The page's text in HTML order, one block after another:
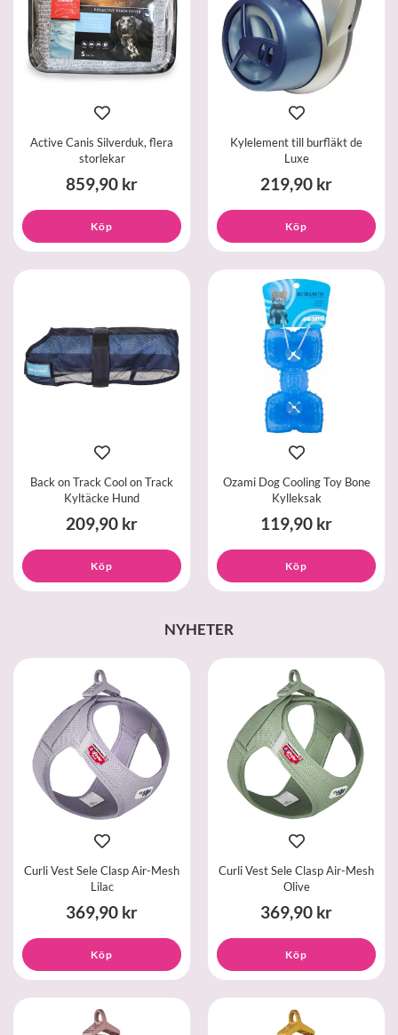
Active Canis Silverduk, flera
storlekar
859,90 kr
Köp
Kylelement till burfläkt de
Luxe
219,90 kr
Köp
Back on Track Cool on Track
Kyltäcke Hund
209,90 kr
Köp
Ozami Dog Cooling Toy Bone
Kylleksak
119,90 kr
Köp
NYHETER
Curli Vest Sele Clasp Air-Mesh
Lilac
369,90 kr
Köp
Curli Vest Sele Clasp Air-Mesh
Olive
369,90 kr
Köp